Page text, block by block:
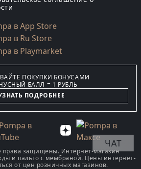
ПОКУПКИ БОНУСАМИ
БАЛЛ = 1 РУБЛЬ
ПОДРОБНЕЕ
права защищены. Интернет-магазин
и пальто с мембраной. Цены интернет-
от цен розничных магазинов.
ЧАТ